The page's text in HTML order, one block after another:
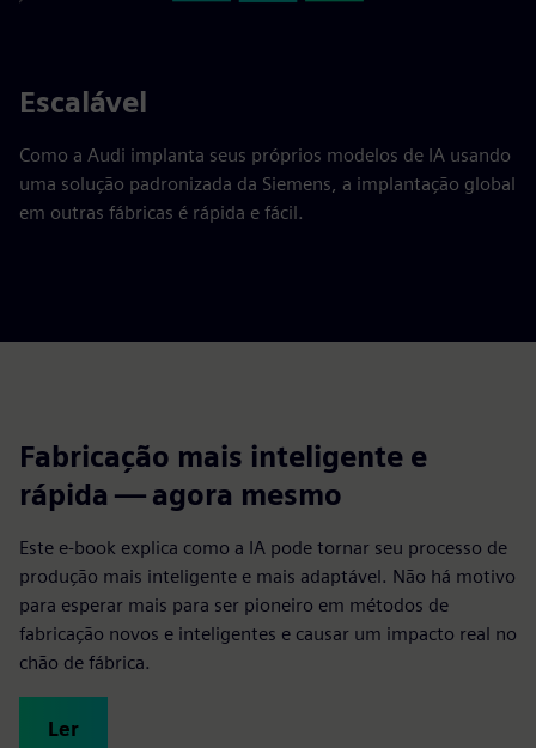
Escalável
Como a Audi implanta seus próprios modelos de IA usando
uma solução padronizada da Siemens, a implantação global
em outras fábricas é rápida e fácil.
Fabricação mais inteligente e
rápida — agora mesmo
Este e-book explica como a IA pode tornar seu processo de
produção mais inteligente e mais adaptável. Não há motivo
para esperar mais para ser pioneiro em métodos de
fabricação novos e inteligentes e causar um impacto real no
chão de fábrica.
Ler